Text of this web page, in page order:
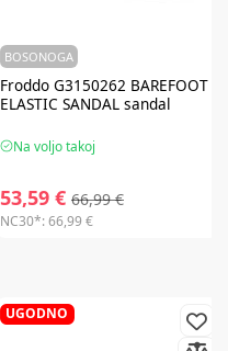
BOSONOGA
FroddoG3150262 BAREFOOT
ELASTIC SANDAL sandal
Na voljo takoj
53,59 € 66,99 €
NC30*:66,99 €
UGODNO